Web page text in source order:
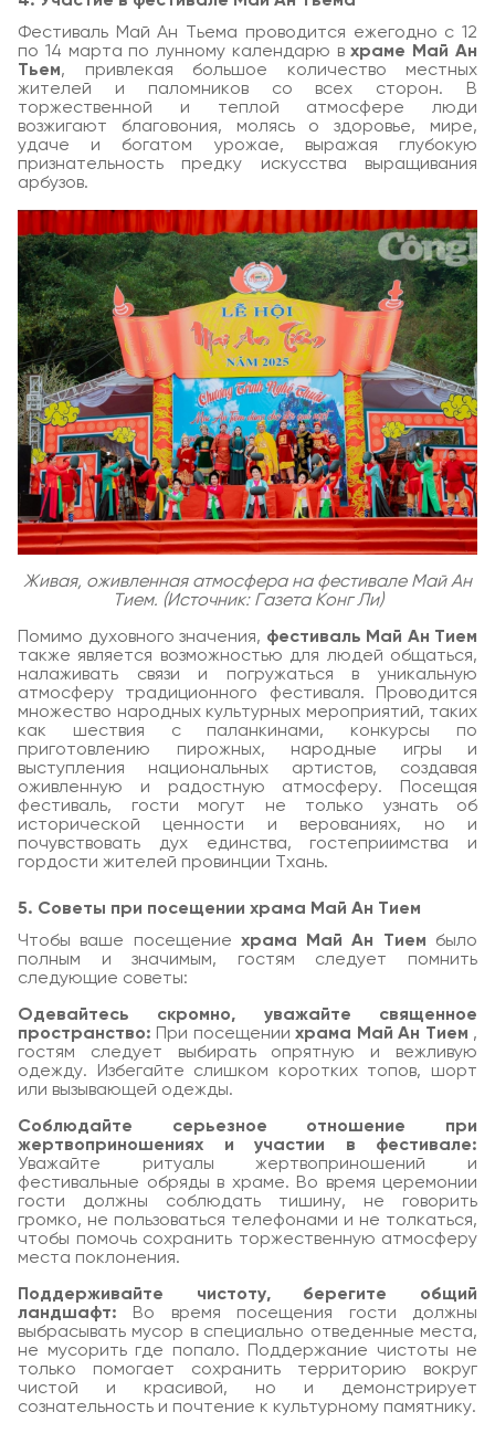
Фестиваль Май Ан Тьема проводится ежегодно с 12
по 14 марта по лунному календарю вхраме Май Ан
Тьем, привлекая большое количество местных
жителей и паломников со всех сторон. В
торжественной и теплой атмосфере люди
возжигают благовония, молясь о здоровье, мире,
удаче и богатом урожае, выражая глубокую
признательность предку искусства выращивания
арбузов.
Живая, оживленная атмосфера на фестивале Май Ан
Тием. (Источник: Газета Конг Ли)
Помимо духовного значения, фестиваль Май Ан Тием
также является возможностью для людей общаться,
налаживать связи и погружаться в уникальную
атмосферу традиционного фестиваля. Проводится
множество народных культурных мероприятий, таких
как шествия с паланкинами, конкурсы по
приготовлению пирожных, народные игры и
выступления национальных артистов, создавая
оживленную и радостную атмосферу. Посещая
фестиваль, гости могут не только узнать об
исторической ценности и верованиях, но и
почувствовать дух единства, гостеприимства и
гордости жителей провинции Тхань.
5. Советы при посещении храма Май Ан Тием
Чтобы ваше посещение храма Май Ан Тием было
полным и значимым, гостям следует помнить
следующие советы:
Одевайтесь скромно, уважайте священное
пространство: При посещениихрама Май Ан Тием ,
гостям следует выбирать опрятную и вежливую
одежду. Избегайте слишком коротких топов, шорт
или вызывающей одежды.
Соблюдайте серьезное отношение при
жертвоприношениях и участии в фестивале:
Уважайте ритуалы жертвоприношений и
фестивальные обряды в храме. Во время церемонии
гости должны соблюдать тишину, не говорить
громко, не пользоваться телефонами и не толкаться,
чтобы помочь сохранить торжественную атмосферу
места поклонения.
Поддерживайте чистоту, берегите общий
ландшафт: Во время посещения гости должны
выбрасывать мусор в специально отведенные места,
не мусорить где попало. Поддержание чистоты не
только помогает сохранить территорию вокруг
чистой и красивой, но и демонстрирует
сознательность и почтение к культурному памятнику.